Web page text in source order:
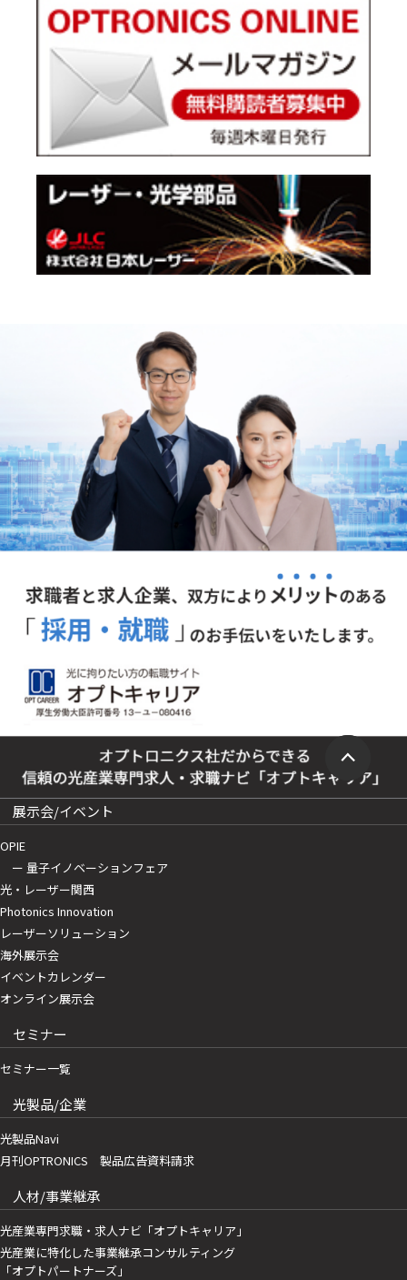
展示会/イベント
OPIE
ー 量子イノベーションフェア
光・レーザー関西
Photonics Innovation
レーザーソリューション
海外展示会
イベントカレンダー
オンライン展示会
セミナー
セミナー一覧
光製品/企業
光製品Navi
月刊OPTRONICS 製品広告資料請求
人材/事業継承
光産業専門求職・求人ナビ「オプトキャリア」
光産業に特化した事業継承コンサルティング
「オプトパートナーズ」